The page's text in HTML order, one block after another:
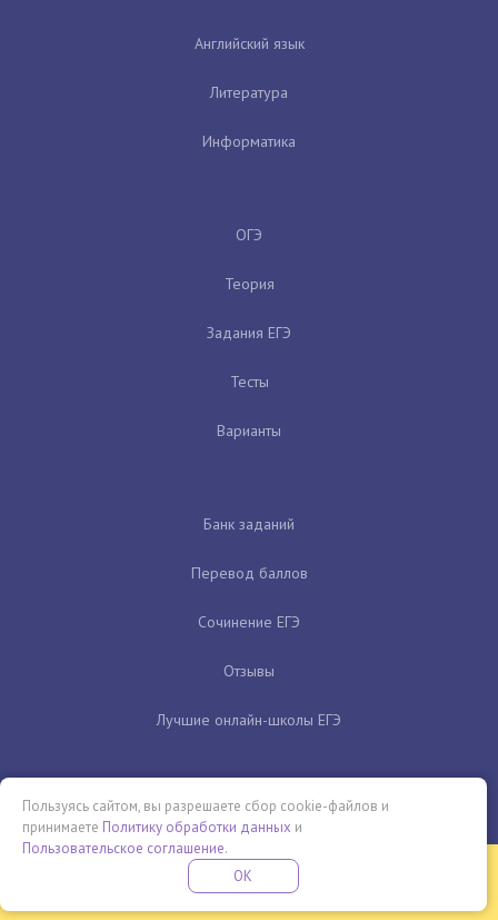
Английский язык
Литература
Информатика
ОГЭ
Теория
Задания ЕГЭ
Тесты
Варианты
Банк заданий
Перевод баллов
Сочинение ЕГЭ
Отзывы
Лучшие онлайн-школы ЕГЭ
Бесплатная летняя школа
ПРОВЕДИ ЭТО ЛЕТО С ПОЛЬЗОЙ
Пользуясь сайтом, вы разрешаете сбор cookie-файлов и
принимаете Политику обработки данных и
Пользовательское соглашение.
OK